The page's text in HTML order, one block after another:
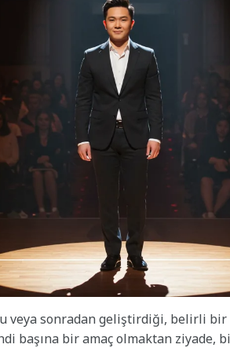
veya sonradan geliştirdiği, belirli bir
başına bir amaç olmaktan ziyade,